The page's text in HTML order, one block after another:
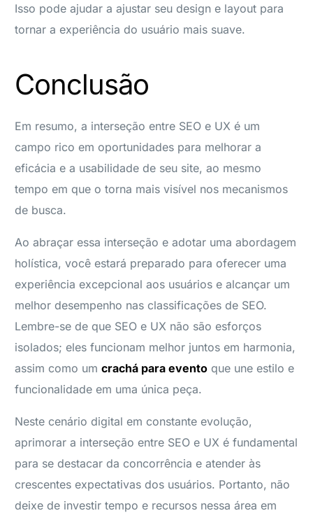
Isso pode ajudar a ajustar seu design e layout para
tornar a experiência do usuário mais suave.
Conclusão
Em resumo, a interseção entre SEO e UX é um
campo rico em oportunidades para melhorar a
eficácia e a usabilidade de seu site, ao mesmo
tempo em que o torna mais visível nos mecanismos
de busca.
Ao abraçar essa interseção e adotar uma abordagem
holística, você estará preparado para oferecer uma
experiência excepcional aos usuários e alcançar um
melhor desempenho nas classificações de SEO.
Lembre-se de que SEO e UX não são esforços
isolados; eles funcionam melhor juntos em harmonia,
assim como umcrachá para evento que une estilo e
funcionalidade em uma única peça.
Neste cenário digital em constante evolução,
aprimorar a interseção entre SEO e UX é fundamental
para se destacar da concorrência e atender às
crescentes expectativas dos usuários. Portanto, não
deixe de investir tempo e recursos nessa área em